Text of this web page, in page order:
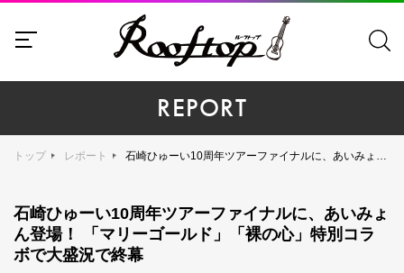
REPORT
トップ レポート 石崎ひゅーい10周年ツアーファイナルに、あいみょん登場！ 「マリーゴールド」「裸の心」特別コラボで大盛況で終幕
石崎ひゅーい10周年ツアーファイナルに、あいみょ
ん登場！ 「マリーゴールド」「裸の心」特別コラ
ボで大盛況で終幕